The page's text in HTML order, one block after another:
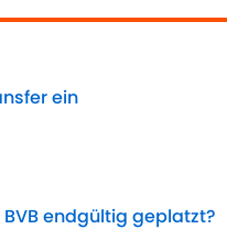
ein
endgültig geplatzt?